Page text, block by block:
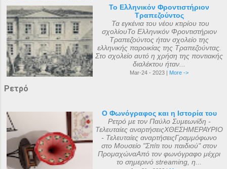
Το Ελληνικόν Φροντιστήριον
Τραπεζούντος
Τα εγκένια του νέου κτιρίου του
σχολίουΤο Ελληνικόν Φροντιστήριον
Τραπεζούντος ήταν σχολείο της
ελληνικής παροικίας της Τραπεζούντας.
Στο σχολείο αυτό η χρήση της ποντιακής
διαλέκτου ήταν...
Mar-24 - 2023 | More ->
Ρετρό
Ο Φωνόγραφος και η Ιστορία του
Ρετρό με τον Παύλο Συμεωνίδη -
Τελευταίες αναρτήσειςΧΘΕΣΗΜΕΡΑΥΡΙΟ
- Τελευταίες αναρτήσειςΓραμμόφωνο
στο Μουσείο "Σπίτι του παιδιού" στον
ΠρομαχώναΑπό τον φωνόγραφο μέχρι
το σημερινό streaming, η...